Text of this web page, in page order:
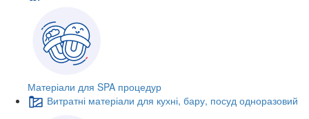
Матеріали для SPA процедур
Витратні матеріали для кухні, бару, посуд одноразовий